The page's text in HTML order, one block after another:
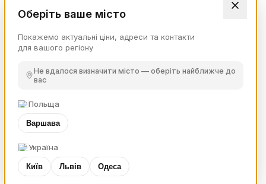
Оберіть ваше місто
Покажемо актуальні ціни, адреси та контакти
для вашого регіону
Не вдалося визначити місто — оберіть найближче до
вас
Польща
Варшава
Україна
Київ Львів Одеса